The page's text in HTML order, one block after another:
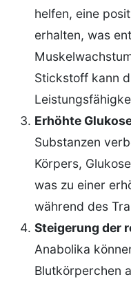
helfen, eine
erhalten, was
Stickstoff kann
Erhöhte
Substanzen
Körpers,
was zu einer
während des
Steigerung der
Anabolika
Blutkörperchen